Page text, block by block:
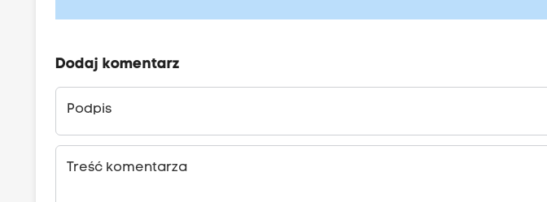
Dodaj komentarz
Podpis
Treść komentarza